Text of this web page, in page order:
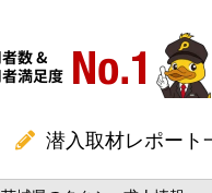
潜入取材レポート